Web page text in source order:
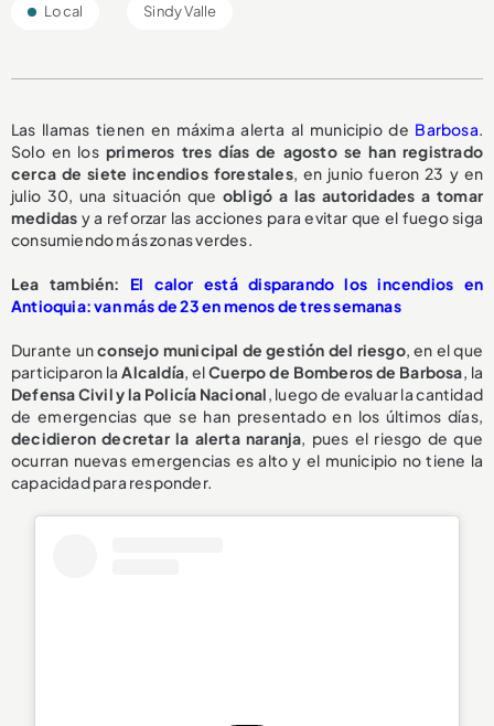
Local Sindy Valle
Las llamas tienen en máxima alerta al municipio de Barbosa.
Solo en los primeros tres días de agosto se han registrado
cerca de siete incendios forestales, en junio fueron 23 y en
julio 30, una situación queobligó a las autoridades a tomar
medidas y a reforzar las acciones para evitar que el fuego siga
consumiendo más zonas verdes.
Lea también: El calor está disparando los incendios en
Antioquia: van más de 23 en menos de tres semanas
Durante unconsejo municipal de gestión del riesgo, en el que
participaron laAlcaldía, elCuerpo de Bomberos de Barbosa, la
Defensa Civil y la Policía Nacional, luego de evaluar la cantidad
de emergencias que se han presentado en los últimos días,
decidieron decretar la alerta naranja, pues el riesgo de que
ocurran nuevas emergencias es alto y el municipio no tiene la
capacidad para responder.